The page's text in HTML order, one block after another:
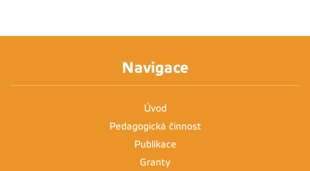
Navigace
Úvod
Pedagogická činnost
Publikace
Granty